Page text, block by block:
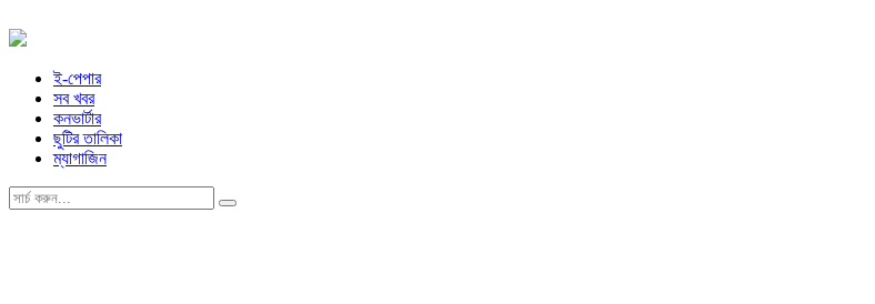
ই-পেপার
সব খবর
কনভার্টার
ছুটির তালিকা
ম্যাগাজিন